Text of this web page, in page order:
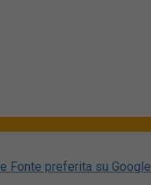
Fonte preferita su Google